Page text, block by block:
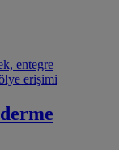
entegre
erişimi